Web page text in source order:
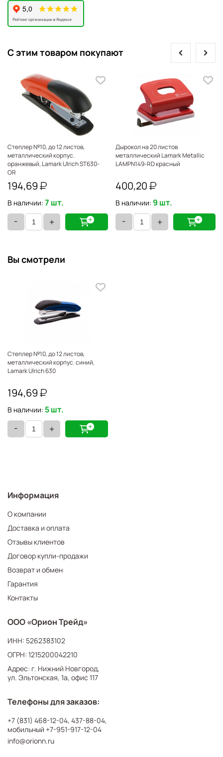
С этим товаром покупают
Степлер №10, до 12 листов,
металлический корпус.
оранжевый, Lamark Ulrich ST630-
OR
194,69
В наличии: 7 шт.
- +
Дырокол на 20 листов
металлический Lamark Metallic
LAMPN149-RD красный
400,20
В наличии: 9 шт.
- +
prev next
Вы смотрели
Степлер №10, до 12 листов,
металлический корпус. синий,
Lamark Ulrich 630
194,69
В наличии: 5 шт.
- +
Информация
О компании
Доставка и оплата
Отзывы клиентов
Договор купли-продажи
Возврат и обмен
Гарантия
Контакты
ООО «Орион Трейд»
ИНН: 5262383102
ОГРН: 1215200042210
Адрес: г. Нижний Новгород,
ул. Эльтонская, 1а, офис 117
Телефоны для заказов:
+7 (831) 468-12-04, 437-88-04,
мобильный +7-951-917-12-04
info@orionn.ru